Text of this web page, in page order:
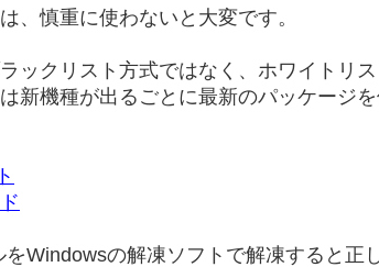
、慎重に使わないと大変です。
ックリスト方式ではなく、ホワイトリ
新機種が出るごとに最新のパッケージ
をWindowsの解凍ソフトで解凍すると正